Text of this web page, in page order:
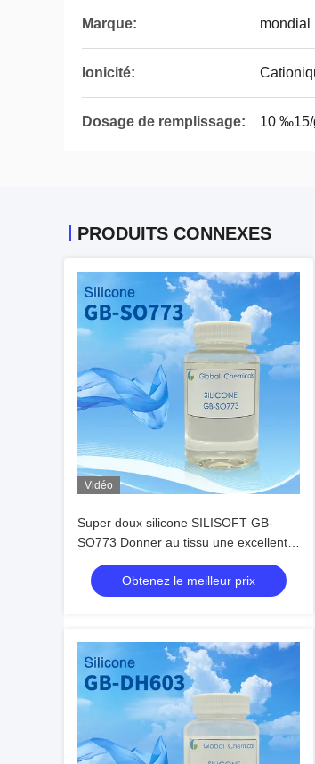
Marque: mondial
Ionicité:
Dosage de remplissage: 10 ‰15/
PRODUITS CONNEXES
Vidéo
Super doux silicone SILISOFT GB-
SO773 Donner au tissu une excellente
douceur bon glissant unique intérieur
doux poignée sèche
Obtenez le meilleur prix